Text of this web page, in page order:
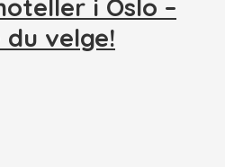
i Oslo –
du velge!